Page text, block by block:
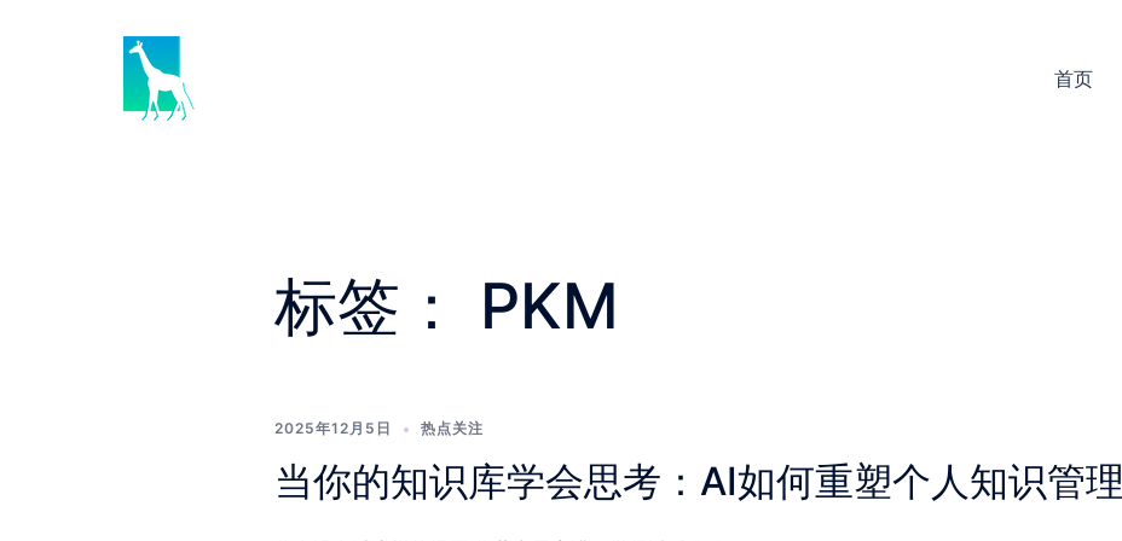
首页
标签： PKM
2025年12月5日 热点关注
当你的知识库学会思考：AI如何重塑个人知识管理